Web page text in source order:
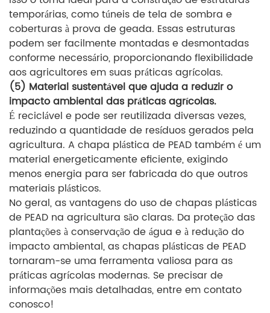
temporárias, como túneis de tela de sombra e
coberturas à prova de geada. Essas estruturas
podem ser facilmente montadas e desmontadas
conforme necessário, proporcionando flexibilidade
aos agricultores em suas práticas agrícolas.
(5) Material sustentável que ajuda a reduzir o
impacto ambiental das práticas agrícolas.
É reciclável e pode ser reutilizada diversas vezes,
reduzindo a quantidade de resíduos gerados pela
agricultura. A chapa plástica de PEAD também é um
material energeticamente eficiente, exigindo
menos energia para ser fabricada do que outros
materiais plásticos.
No geral, as vantagens do uso de chapas plásticas
de PEAD na agricultura são claras. Da proteção das
plantações à conservação de água e à redução do
impacto ambiental, as chapas plásticas de PEAD
tornaram-se uma ferramenta valiosa para as
práticas agrícolas modernas. Se precisar de
informações mais detalhadas, entre em contato
conosco!